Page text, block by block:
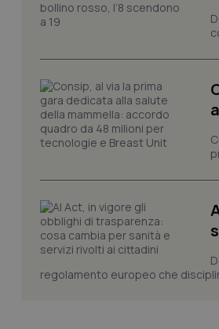
regolamento europeo che